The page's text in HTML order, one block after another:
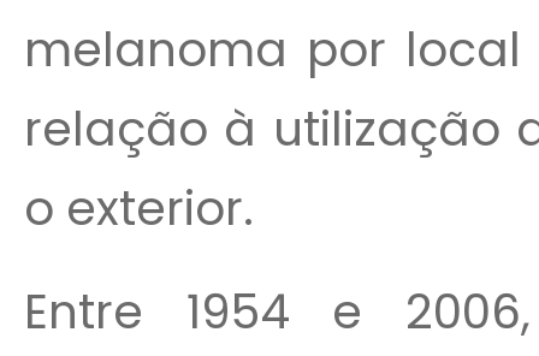
melanoma por
relação à utilização
o exterior.
Entre 1954 e